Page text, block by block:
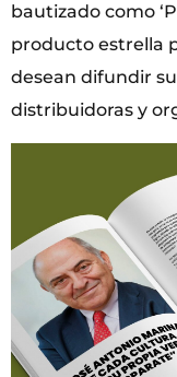
bautizado como
producto estrella
desean difundir
distribuidoras y